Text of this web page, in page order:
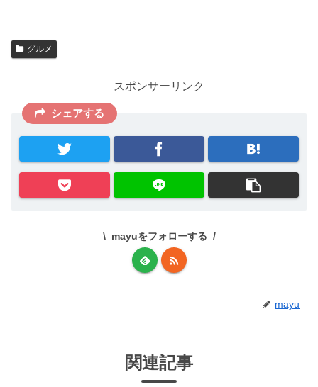
グルメ
スポンサーリンク
シェアする
mayuをフォローする
mayu
関連記事